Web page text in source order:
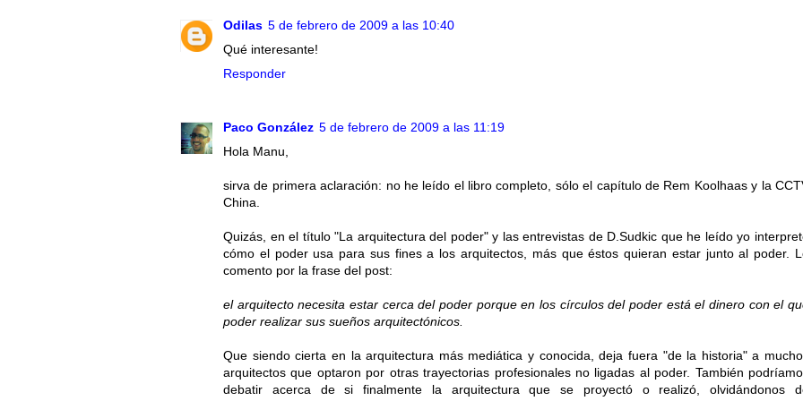
Odilas 5 de febrero de 2009 a las 10:40
Qué interesante!
Responder
Paco González 5 de febrero de 2009 a las 11:19
Hola Manu,
sirva de primera aclaración: no he leído el libro completo, sólo el capítulo de Rem Koolhaas y la
China.
Quizás, en el título "La arquitectura del poder" y las entrevistas de D.Sudkic que he leído yo
cómo el poder usa para sus fines a los arquitectos, más que éstos quieran estar junto al poder.
comento por la frase del post:
el arquitecto necesita estar cerca del poder porque en los círculos del poder está el dinero con el
poder realizar sus sueños arquitectónicos.
Que siendo cierta en la arquitectura más mediática y conocida, deja fuera "de la historia" a
arquitectos que optaron por otras trayectorias profesionales no ligadas al poder. También
debatir acerca de si finalmente la arquitectura que se proyectó o realizó, olvidándonos